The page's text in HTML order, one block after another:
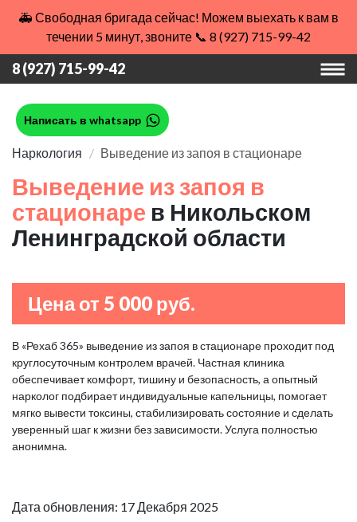
🚑 Свободная бригада сейчас! Можем выехать к вам в
течении 5 минут, звоните 📞 8 (927) 715-99-42
8 (927) 715-99-42
Написать в whatsapp
Наркология Выведение из запоя в стационаре
Выведение из запоя в
стационаре в Никольском
Ленинградской области
Цена от 5 000 руб.
В «Рехаб 365» выведение из запоя в стационаре проходит под
круглосуточным контролем врачей. Частная клиника
обеспечивает комфорт, тишину и безопасность, а опытный
нарколог подбирает индивидуальные капельницы, помогает
мягко вывести токсины, стабилизировать состояние и сделать
уверенный шаг к жизни без зависимости. Услуга полностью
анонимна.
Дата обновления: 17 Декабря 2025